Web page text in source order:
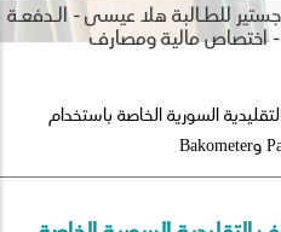
للطـالبة هلا عيسى - الـدفعـة
- اختصاص مالية ومصارف
السورية الخاصة باستخدام